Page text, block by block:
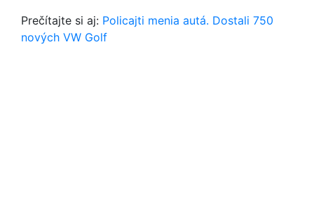
Prečítajte si aj: Policajti menia autá. Dostali 750
nových VW Golf